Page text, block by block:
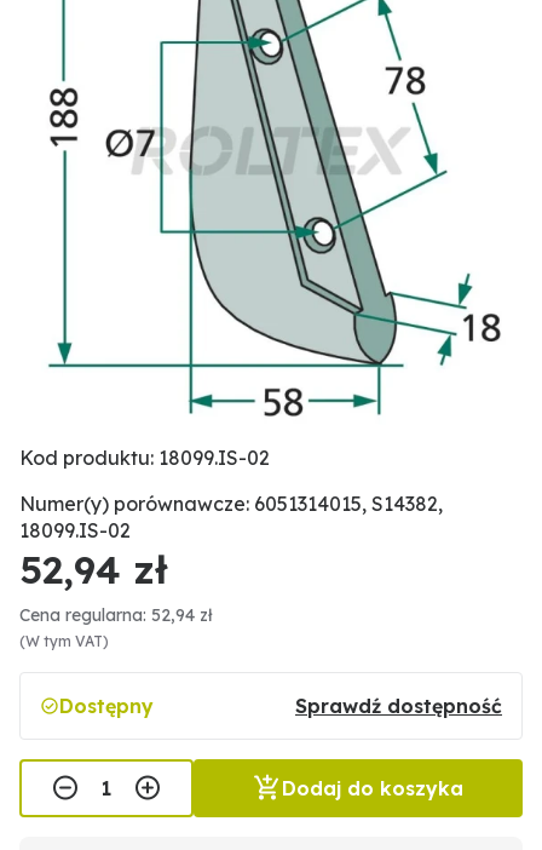
Kod produktu: 18099.IS-02
Numer(y) porównawcze: 6051314015, S14382,
18099.IS-02
52,94 zł
Cena regularna: 52,94 zł
(W tym VAT)
Dostępny Sprawdź dostępność
Dodaj do koszyka